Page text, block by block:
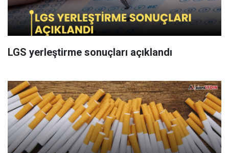
LGS yerleştirme sonuçları açıklandı